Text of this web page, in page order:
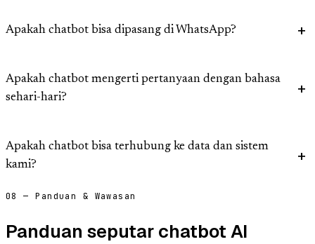
Apakah chatbot bisa dipasang di WhatsApp?
Apakah chatbot mengerti pertanyaan dengan bahasa
sehari-hari?
Apakah chatbot bisa terhubung ke data dan sistem
kami?
08 — Panduan & Wawasan
Panduan seputar chatbot AI